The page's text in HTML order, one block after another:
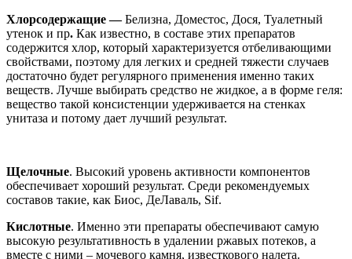
Хлорсодержащие —Белизна, Доместос, Дося, Туалетный
утенок и пр. Как известно, в составе этих препаратов
содержится хлор, который характеризуется отбеливающими
свойствами, поэтому для легких и средней тяжести случаев
достаточно будет регулярного применения именно таких
веществ. Лучше выбирать средство не жидкое, а в форме геля:
вещество такой консистенции удерживается на стенках
унитаза и потому дает лучший результат.
Щелочные. Высокий уровень активности компонентов
обеспечивает хороший результат. Среди рекомендуемых
составов такие, как Биос, ДеЛаваль, Sif.
Кислотные. Именно эти препараты обеспечивают самую
высокую результативность в удалении ржавых потеков, а
вместе с ними – мочевого камня, известкового налета.